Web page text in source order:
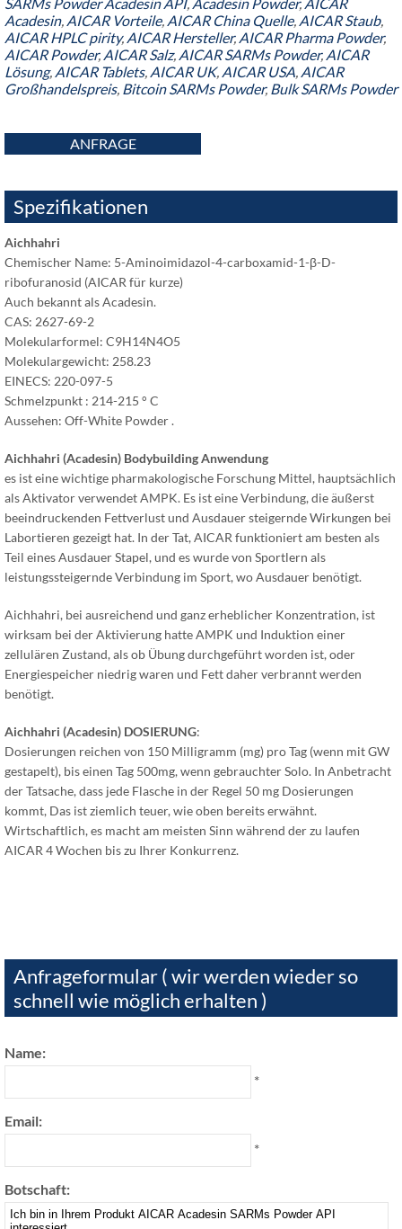
Acadesin, AICAR Vorteile, AICAR China Quelle, AICAR Staub,
AICAR HPLC pirity, AICAR Hersteller, AICAR Pharma Powder,
AICAR Powder, AICAR Salz, AICAR SARMs Powder, AICAR
Lösung, AICAR Tablets, AICAR UK, AICAR USA, AICAR
Großhandelspreis, Bitcoin SARMs Powder, Bulk SARMs Powder
ANFRAGE
Spezifikationen
Aichhahri
Chemischer Name: 5-Aminoimidazol-4-carboxamid-1-β-D-
ribofuranosid (AICAR für kurze)
Auch bekannt als Acadesin.
CAS: 2627-69-2
Molekularformel: C9H14N4O5
Molekulargewicht: 258.23
EINECS: 220-097-5
Schmelzpunkt : 214-215 ° C
Aussehen: Off-White Powder .
Aichhahri (Acadesin) Bodybuilding Anwendung
es ist eine wichtige pharmakologische Forschung Mittel, hauptsächlich
als Aktivator verwendet AMPK. Es ist eine Verbindung, die äußerst
beeindruckenden Fettverlust und Ausdauer steigernde Wirkungen bei
Labortieren gezeigt hat. In der Tat, AICAR funktioniert am besten als
Teil eines Ausdauer Stapel, und es wurde von Sportlern als
leistungssteigernde Verbindung im Sport, wo Ausdauer benötigt.
Aichhahri, bei ausreichend und ganz erheblicher Konzentration, ist
wirksam bei der Aktivierung hatte AMPK und Induktion einer
zellulären Zustand, als ob Übung durchgeführt worden ist, oder
Energiespeicher niedrig waren und Fett daher verbrannt werden
benötigt.
Aichhahri (Acadesin) DOSIERUNG:
Dosierungen reichen von 150 Milligramm (mg) pro Tag (wenn mit GW
gestapelt), bis einen Tag 500mg, wenn gebrauchter Solo. In Anbetracht
der Tatsache, dass jede Flasche in der Regel 50 mg Dosierungen
kommt, Das ist ziemlich teuer, wie oben bereits erwähnt.
Wirtschaftlich, es macht am meisten Sinn während der zu laufen
AICAR 4 Wochen bis zu Ihrer Konkurrenz.
Anfrageformular ( wir werden wieder so
schnell wie möglich erhalten )
Name:
*
Email:
*
Botschaft: